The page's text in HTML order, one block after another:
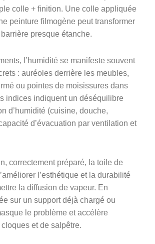
colle + finition. Une colle appliquée
peinture filmogène peut transformer
barrière presque étanche.
l’humidité se manifeste souvent
: auréoles derrière les meubles,
ou pointes de moisissures dans
indices indiquent un déséquilibre
d’humidité (cuisine, douche,
d’évacuation par ventilation et
correctement préparé, la toile de
l’esthétique et la durabilité
la diffusion de vapeur. En
sur un support déjà chargé ou
le problème et accélère
cloques et de salpêtre.